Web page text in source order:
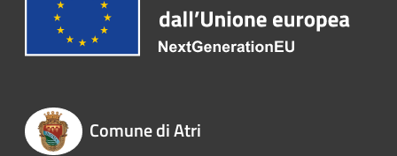
Comune di Atri